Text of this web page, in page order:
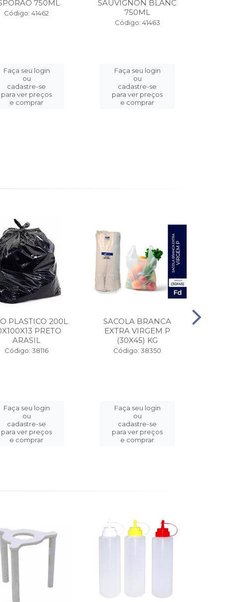
750ML
Código: 41462
Faça seu login
ou
cadastre-se
para ver preços
e comprar
SAUVIGNON BLANC
750ML
Código: 41463
Faça seu login
ou
cadastre-se
para ver preços
e comprar
PLASTICO 200L
PRETO
ARASIL
Código: 38116
Faça seu login
ou
cadastre-se
para ver preços
e comprar
SACOLA BRANCA
EXTRA VIRGEM P
(30X45) KG
Código: 38350
Faça seu login
ou
cadastre-se
para ver preços
e comprar